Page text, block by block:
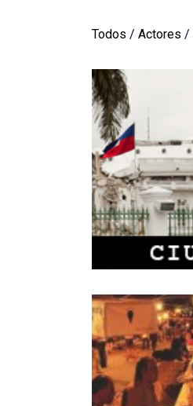
Todos / Actores /